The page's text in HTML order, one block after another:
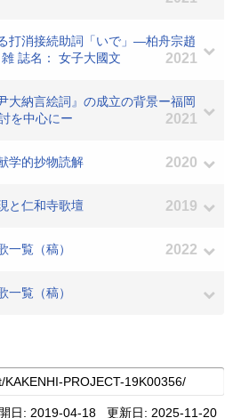
打消接続助詞「いで」―柏舟宗趙
誌名： 女子大國文
2021
大納言絵詞』の成立の背景ー福岡
を中心にー
2021
学的抄物読解 2020
と仁和寺歌壇 2019
一覧（稿） 2022
一覧（稿）
日: 2019-04-18 更新日: 2025-11-20